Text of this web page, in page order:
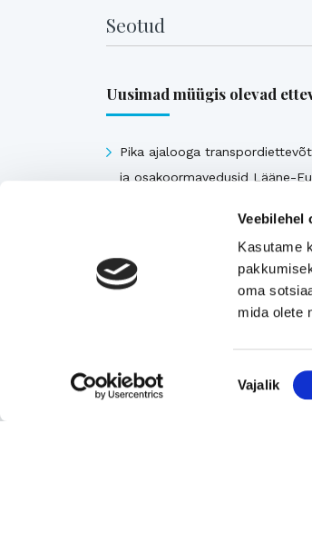
Veebilehel
Kasutame
oma
mida olete
Nõusoleku
valik
Vajalik
Seotud
Uusimad müügis olevad
Pika ajalooga
ja osakoormavedusid Lääne-
Viimsi Lihapood – 35 aastat
Eesti moebränd, mis pakub
ainulaadseid naisterõivaid.
Rahvusvaheliselt tunnustatud